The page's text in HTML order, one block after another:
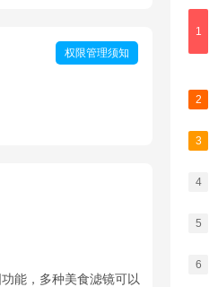
权限管理须知
能，多种美食滤镜可以
1
2
3
4
5
6